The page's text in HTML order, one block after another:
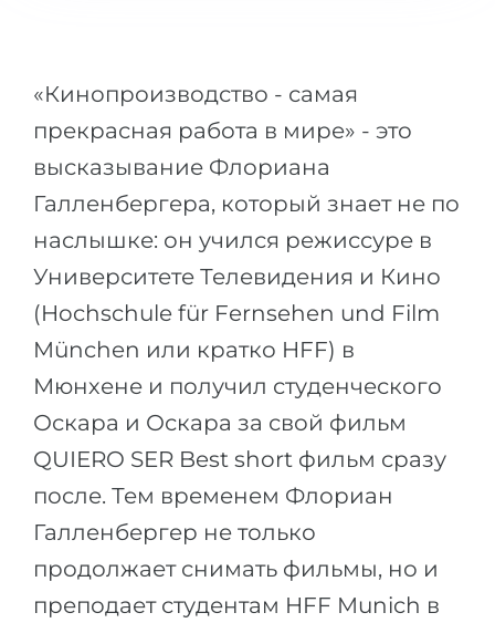
Профессии
Специальности
Примеры вакансий
КАРЬЕРНОЕ ОРИЕНТИРОВАНИЕ
Тест Голланда
100%
Наши студенты успешно поступают
Медицина
Инженерия
Физика
Менеджмент
Другая специальность
ПОСТУПАЕМ ИЗ...
Россия
Армения
Беларусь
Другая страна
ЗАПИСАТЬСЯ НА КОНСУЛЬТАЦИЮ
«Кинопроизводство - самая
прекрасная работа в мире» - это
высказывание Флориана
Галленбергера, который знает не по
наслышке: он учился режиссуре в
Университете Телевидения и Кино
(Hochschule für Fernsehen und Film
München или кратко HFF) в
Мюнхене и получил студенческого
Оскара и Оскара за свой фильм
QUIERO SER Best short фильм сразу
после. Тем временем Флориан
Галленбергер не только
продолжает снимать фильмы, но и
преподает студентам HFF Munich в